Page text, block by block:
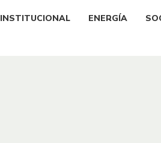
INSTITUCIONAL ENERGÍA